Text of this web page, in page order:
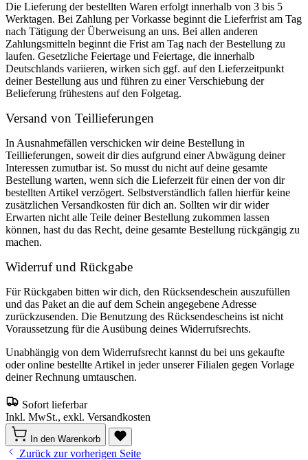
Die Lieferung der bestellten Waren erfolgt innerhalb von 3 bis 5
Werktagen. Bei Zahlung per Vorkasse beginnt die Lieferfrist am Tag
nach Tätigung der Überweisung an uns. Bei allen anderen
Zahlungsmitteln beginnt die Frist am Tag nach der Bestellung zu
laufen. Gesetzliche Feiertage und Feiertage, die innerhalb
Deutschlands variieren, wirken sich ggf. auf den Lieferzeitpunkt
deiner Bestellung aus und führen zu einer Verschiebung der
Belieferung frühestens auf den Folgetag.
Versand von Teillieferungen
In Ausnahmefällen verschicken wir deine Bestellung in
Teillieferungen, soweit dir dies aufgrund einer Abwägung deiner
Interessen zumutbar ist. So musst du nicht auf deine gesamte
Bestellung warten, wenn sich die Lieferzeit für einen der von dir
bestellten Artikel verzögert. Selbstverständlich fallen hierfür keine
zusätzlichen Versandkosten für dich an. Sollten wir dir wider
Erwarten nicht alle Teile deiner Bestellung zukommen lassen
können, hast du das Recht, deine gesamte Bestellung rückgängig zu
machen.
Widerruf und Rückgabe
Für Rückgaben bitten wir dich, den Rücksendeschein auszufüllen
und das Paket an die auf dem Schein angegebene Adresse
zurückzusenden. Die Benutzung des Rücksendescheins ist nicht
Voraussetzung für die Ausübung deines Widerrufsrechts.
Unabhängig von dem Widerrufsrecht kannst du bei uns gekaufte
oder online bestellte Artikel in jeder unserer Filialen gegen Vorlage
deiner Rechnung umtauschen.
Sofort lieferbar
Inkl. MwSt., exkl. Versandkosten
In den Warenkorb
Zurück zur vorherigen Seite